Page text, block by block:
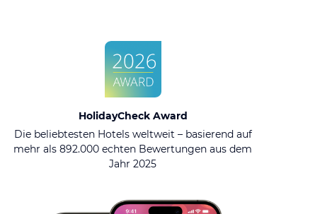
HolidayCheck Award
Die beliebtesten Hotels weltweit – basierend auf
mehr als 892.000 echten Bewertungen aus dem
Jahr 2025